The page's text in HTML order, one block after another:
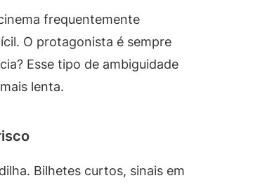
frequentemente
O protagonista é sempre
Esse tipo de ambiguidade
lenta.
Bilhetes curtos, sinais em